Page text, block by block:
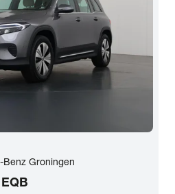
Groningen
EQB